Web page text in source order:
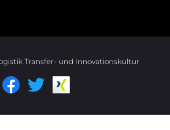
Transfer- und Innovationskultur